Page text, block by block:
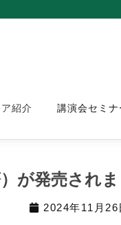
紹介 講演会セミ
が発売されま
2024年11月26